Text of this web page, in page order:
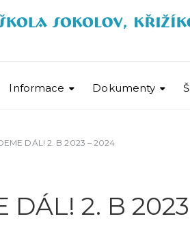
Informace Dokumenty
DÁL! 2. B 2023 – 2024
DÁL! 2. B